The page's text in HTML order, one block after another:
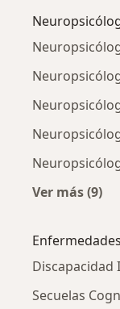
Ver más (9)
Discapacidad
Secuelas